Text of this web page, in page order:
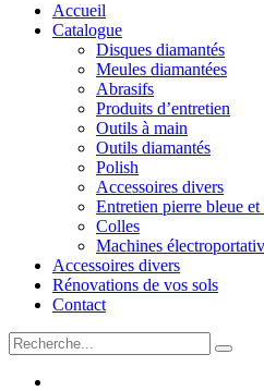
Accueil
Catalogue
Disques diamantés
Meules diamantées
Abrasifs
Produits d’entretien
Outils à main
Outils diamantés
Polish
Accessoires divers
Entretien pierre bleue
Colles
Machines
Accessoires divers
Rénovations de vos sols
Contact